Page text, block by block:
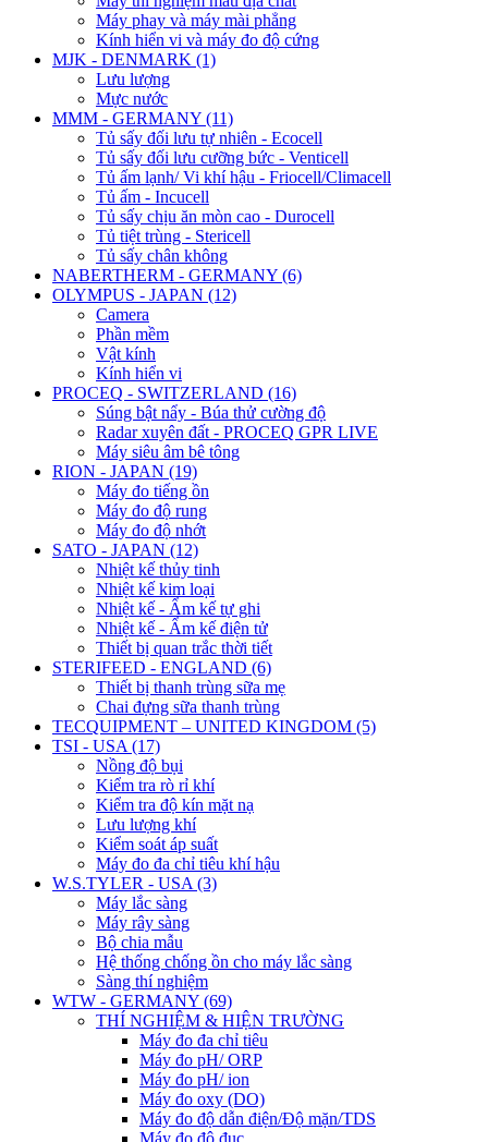
Máy phay và máy mài phẳng
Kính hiển vi và máy đo độ cứng
MJK - DENMARK (1)
Lưu lượng
Mực nước
MMM - GERMANY (11)
Tủ sấy đối lưu tự nhiên - Ecocell
Tủ sấy đối lưu cưỡng bức - Venticell
Tủ ấm lạnh/ Vi khí hậu - Friocell/Climacell
Tủ ấm - Incucell
Tủ sấy chịu ăn mòn cao - Durocell
Tủ tiệt trùng - Stericell
Tủ sấy chân không
NABERTHERM - GERMANY (6)
OLYMPUS - JAPAN (12)
Camera
Phần mềm
Vật kính
Kính hiển vi
PROCEQ - SWITZERLAND (16)
Súng bật nẩy - Búa thử cường độ
Radar xuyên đất - PROCEQ GPR LIVE
Máy siêu âm bê tông
RION - JAPAN (19)
Máy đo tiếng ồn
Máy đo độ rung
Máy đo độ nhớt
SATO - JAPAN (12)
Nhiệt kế thủy tinh
Nhiệt kế kim loại
Nhiệt kế - Ẩm kế tự ghi
Nhiệt kế - Ẩm kế điện tử
Thiết bị quan trắc thời tiết
STERIFEED - ENGLAND (6)
Thiết bị thanh trùng sữa mẹ
Chai đựng sữa thanh trùng
TECQUIPMENT – UNITED KINGDOM (5)
TSI - USA (17)
Nồng độ bụi
Kiểm tra rò rỉ khí
Kiểm tra độ kín mặt nạ
Lưu lượng khí
Kiểm soát áp suất
Máy đo đa chỉ tiêu khí hậu
W.S.TYLER - USA (3)
Máy lắc sàng
Máy rây sàng
Bộ chia mẫu
Hệ thống chống ồn cho máy lắc sàng
Sàng thí nghiệm
WTW - GERMANY (69)
THÍ NGHIỆM & HIỆN TRƯỜNG
Máy đo đa chỉ tiêu
Máy đo pH/ ORP
Máy đo pH/ ion
Máy đo oxy (DO)
Máy đo độ dẫn điện/Độ mặn/TDS
Máy đo độ đục